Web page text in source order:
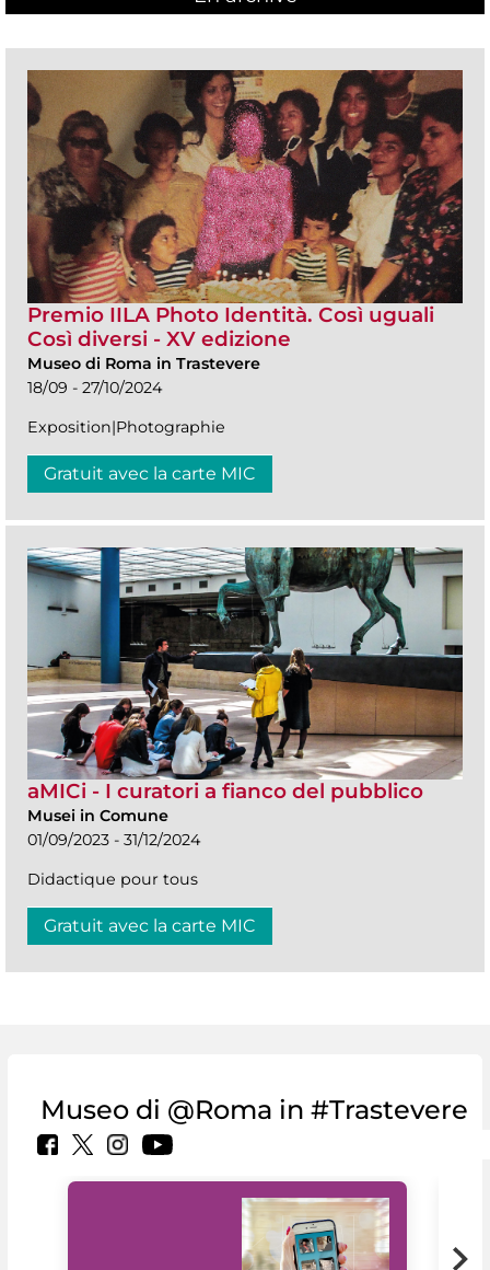
Premio IILA Photo Identità. Così uguali
Così diversi - XV edizione
Museo di Roma in Trastevere
18/09 - 27/10/2024
Exposition|Photographie
Gratuit avec la carte MIC
aMICi - I curatori a fianco del pubblico
Musei in Comune
01/09/2023 - 31/12/2024
Didactique pour tous
Gratuit avec la carte MIC
Museo di @Roma in #Trastevere